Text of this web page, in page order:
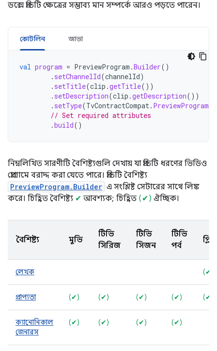
ডক্সে প্রতিটি ক্ষেত্রের সম্ভাব্য মান সম্পর্কে আরও পড়তে পারেন।
কোটলিন জাভা
val program = PreviewProgram .Builder()
. setChannelId(channelId)
. setTitle(clip .getTitle())
. setDescription(clip .getDescription())
. setType(TvContractCompat. PreviewPrograms
// Set required attributes
.build()
নিম্নলিখিত সারণীটি বৈশিষ্ট্যগুলি দেখায় যা প্রতিটি ধরণের ভিডিও
প্রোগ্রামে বরাদ্দ করা যেতে পারে। প্রতিটি বৈশিষ্ট্য
PreviewProgram.Builder এ সংশ্লিষ্ট সেটারের সাথে লিঙ্ক
করে। চিহ্নিত বৈশিষ্ট্য ✔ আবশ্যক; চিহ্নিত (✔) ঐচ্ছিক।
বৈশিষ্ট্য মুভি
টিভি
সিরিজ
টিভি
সিজন
টিভি
পর্ব
ক্লিপ
লেখক (✔)
প্রাপ্যতা (✔) (✔) (✔) (✔) (✔)
ক্যানোনিকাল
জেনারস
(✔) (✔) (✔) (✔)